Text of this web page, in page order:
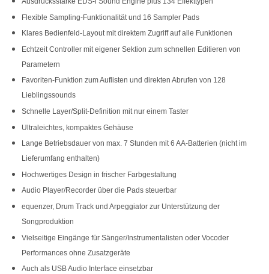
Flexible Sampling-Funktionalität und 16 Sampler Pads
Klares Bedienfeld-Layout mit direktem Zugriff auf alle Funktionen
Echtzeit Controller mit eigener Sektion zum schnellen Editieren von
Parametern
Favoriten-Funktion zum Auflisten und direkten Abrufen von 128
Lieblingssounds
Schnelle Layer/Split-Definition mit nur einem Taster
Ultraleichtes, kompaktes Gehäuse
Lange Betriebsdauer von max. 7 Stunden mit 6 AA-Batterien (nicht im
Lieferumfang enthalten)
Hochwertiges Design in frischer Farbgestaltung
Audio Player/Recorder über die Pads steuerbar
equenzer, Drum Track und Arpeggiator zur Unterstützung der
Songproduktion
Vielseitige Eingänge für Sänger/Instrumentalisten oder Vocoder
Performances ohne Zusatzgeräte
Auch als USB Audio Interface einsetzbar